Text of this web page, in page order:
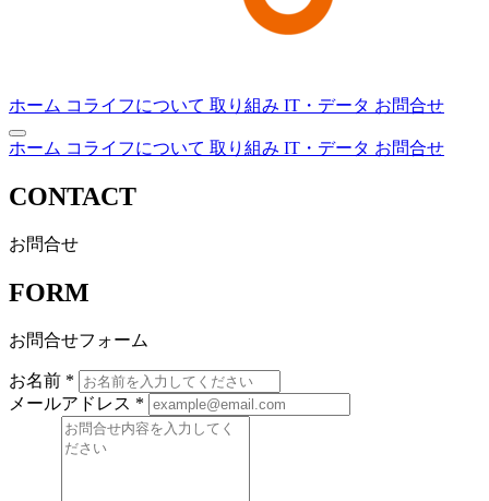
ホーム コライフについて 取り組み IT・データ お問合せ
ホーム コライフについて 取り組み IT・データ お問合せ
CONTACT
お問合せ
FORM
お問合せフォーム
お名前 *
メールアドレス *